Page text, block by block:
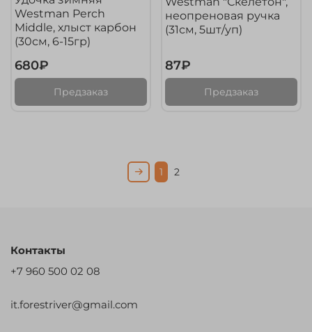
Westman Perch
Middle, хлыст карбон
(30см, 6-15гр)
680₽
Предзаказ
неопреновая ручка
(31см, 5шт/уп)
87₽
Предзаказ
1 2
Контакты
+7 960 500 02 08
it.forestriver@gmail.com